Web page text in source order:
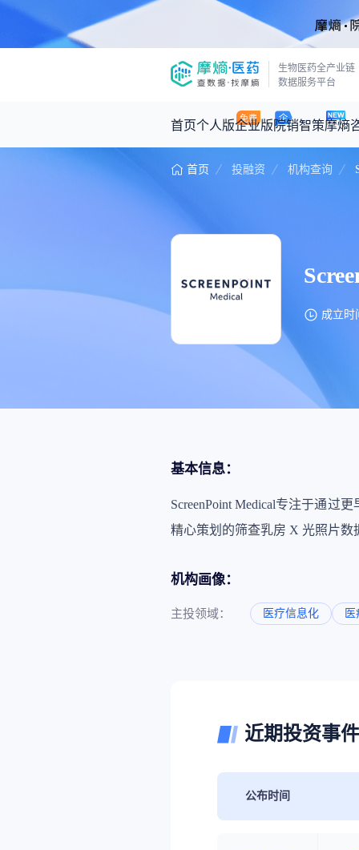
生物医药全产业链
数据服务平台
首页个人版企业版院销智策摩熵
产品立项评估及管线规划
投资决策与交易估值
投融资
医药洞见
2026年Q1总销售额：
3,066亿元
数据查询
药品生产企业
回放
2026-07-24
首页 投融资 机构查询
成立时
基本信息：
ScreenPoint Medical专注于通过
精心策划的筛查乳房 X 光照片数
机构画像：
主投领域： 医疗信息化
近期投资事件
公布时间